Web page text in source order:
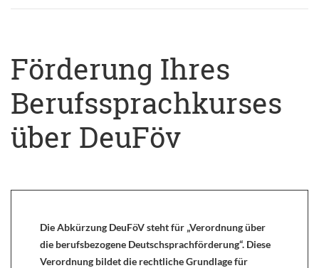
Förderung Ihres
Berufssprachkurses
über DeuFöv
Die Abkürzung DeuFöV steht für „Verordnung über
die berufsbezogene Deutschsprachförderung“. Diese
Verordnung bildet die rechtliche Grundlage für